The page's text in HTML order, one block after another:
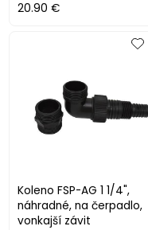
20.90 €
Koleno FSP-AG 1 1/4",
náhradné, na čerpadlo,
vonkajší závit